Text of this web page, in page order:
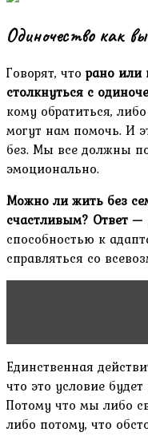
Одиночество как
Говорят, что рано или
столкнуться с
кому обратиться,
могут нам помочь. И
без. Мы все должны
эмоционально.
Можно ли жить без
счастливым? Ответ —
способностью к
справляться со
Единственная
что это условие
Потому что мы либо
либо потому, что